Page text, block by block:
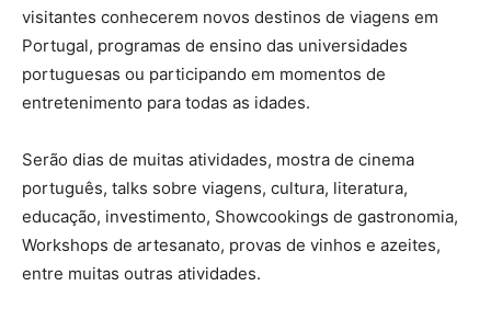
visitantes conhecerem novos destinos de viagens em
Portugal, programas de ensino das universidades
portuguesas ou participando em momentos de
entretenimento para todas as idades.
Serão dias de muitas atividades, mostra de cinema
português, talks sobre viagens, cultura, literatura,
educação, investimento, Showcookings de gastronomia,
Workshops de artesanato, provas de vinhos e azeites,
entre muitas outras atividades.